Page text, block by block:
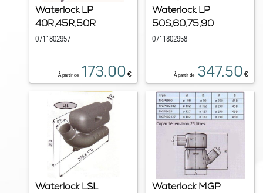
Waterlock LP
40R,45R,50R
0711802957
À partir de 173.00 €
Waterlock LP
50S,60,75,90
0711802958
À partir de 347.50 €
Waterlock LSL
Waterlock MGP